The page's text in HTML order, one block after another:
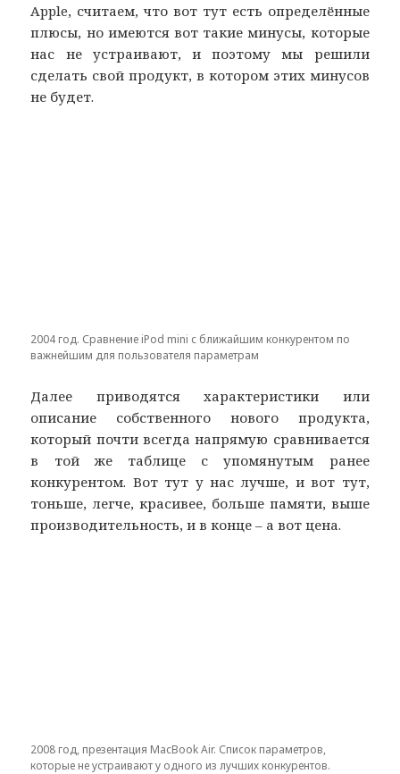
Apple, считаем, что вот тут есть определённые
плюсы, но имеются вот такие минусы, которые
нас не устраивают, и поэтому мы решили
сделать свой продукт, в котором этих минусов
не будет.
2004 год. Сравнение iPod mini с ближайшим конкурентом по
важнейшим для пользователя параметрам
Далее приводятся характеристики или
описание собственного нового продукта,
который почти всегда напрямую сравнивается
в той же таблице с упомянутым ранее
конкурентом. Вот тут у нас лучше, и вот тут,
тоньше, легче, красивее, больше памяти, выше
производительность, и в конце – а вот цена.
2008 год, презентация MacBook Air. Список параметров,
которые не устраивают у одного из лучших конкурентов.